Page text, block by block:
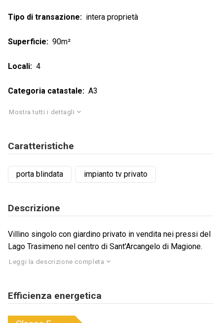
Tipo di transazione intera proprietà
Superficie 90m²
Locali 4
Categoria catastale A3
Mostra tutti i dettagli
Caratteristiche
porta blindata impianto tv privato
Descrizione
Villino singolo con giardino privato in vendita nei pressi del
Lago Trasimeno nel centro di Sant'Arcangelo di Magione.
Leggi la descrizione completa
Efficienza energetica